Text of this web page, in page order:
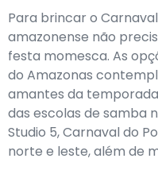
Para brincar o
amazonense não
festa momesca. As
do Amazonas
amantes da
das escolas de samba
Studio 5, Carnaval do
norte e leste, além de